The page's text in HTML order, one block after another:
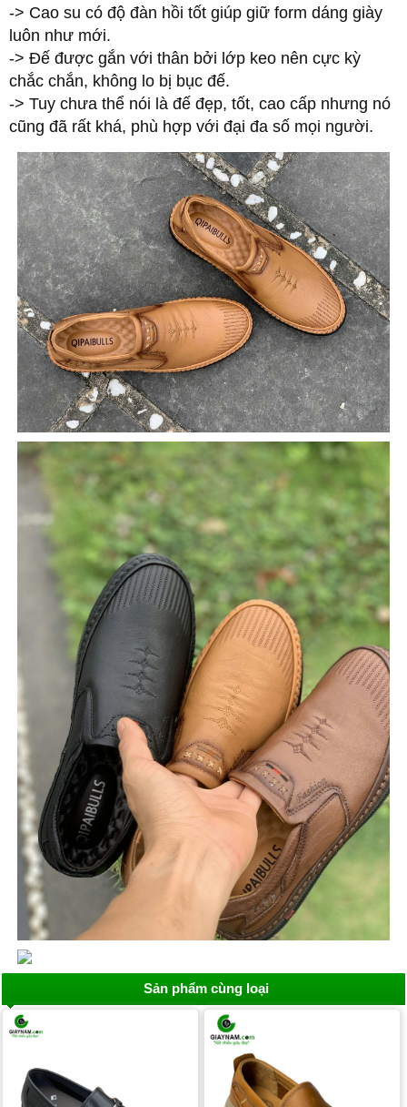
-> Cao su có độ đàn hồi tốt giúp giữ form dáng giày
luôn như mới.
-> Đế được gắn với thân bởi lớp keo nên cực kỳ
chắc chắn, không lo bị bục đế.
-> Tuy chưa thể nói là đế đẹp, tốt, cao cấp nhưng nó
cũng đã rất khá, phù hợp với đại đa số mọi người.
Sản phẩm cùng loại